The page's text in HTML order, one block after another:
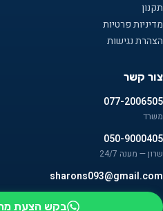
תקנון
מדיניות פרטיות
הצהרת נגישות
צור קשר
077-2006505
משרד
050-9000405
שרון — מענה 24/7
sharons093@gmail.com
בקש הצעת